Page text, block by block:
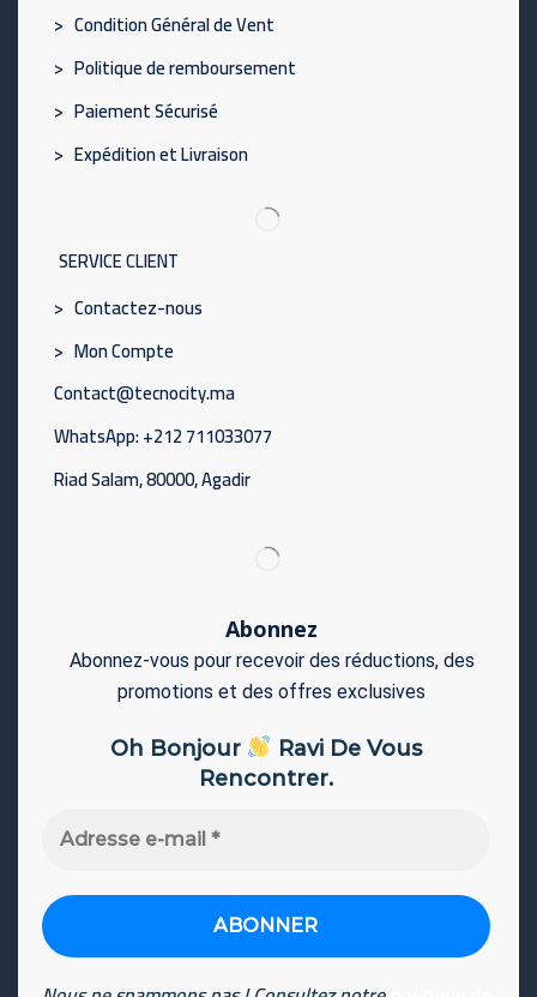
> Condition Général de Vent
> Politique de remboursement
> Paiement Sécurisé
> Expédition et Livraison
SERVICE CLIENT
> Contactez-nous
> Mon Compte
Contact@tecnocity.ma
WhatsApp: +212 711033077
Riad Salam, 80000, Agadir
Abonnez
Abonnez-vous pour recevoir des réductions, des
promotions et des offres exclusives
Oh Bonjour
Ravi De Vous
Rencontrer.